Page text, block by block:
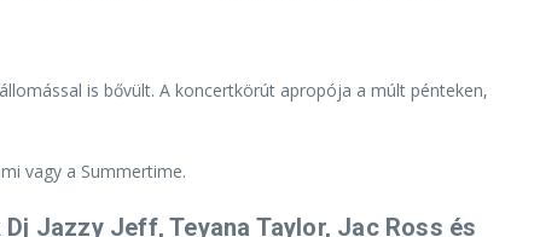
is bővült. A koncertkörút apropója a múlt pénteken,
vagy a Summertime.
Jazzy Jeff, Teyana Taylor, Jac Ross és